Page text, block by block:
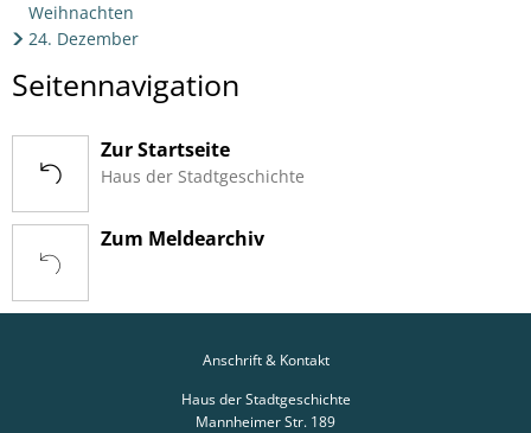
Weihnachten
24. Dezember
Seitennavigation
Zur Startseite
Haus der Stadtgeschichte
Zum Meldearchiv
Anschrift & Kontakt
Haus der Stadtgeschichte
Mannheimer Str. 189